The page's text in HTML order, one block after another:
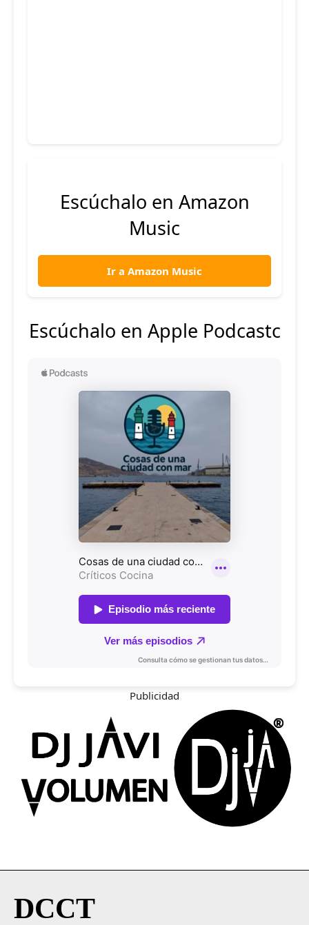
Escúchalo en Amazon
Music
Ir a Amazon Music
Escúchalo en Apple Podcastc
Publicidad
DCCT